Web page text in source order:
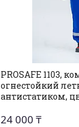
PROSAFE 1103,
огнеcтойкий
антистатиком,
24 000 ₸